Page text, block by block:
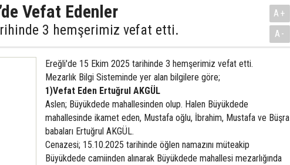
Vefat Edenler
3 hemşerimiz vefat etti.
A+
A-
Ereğli'de 15 Ekim 2025 tarihinde 3 hemşerimiz vefat etti.
Mezarlık Bilgi Sisteminde yer alan bilgilere göre;
1)Vefat Eden Ertuğrul AKGÜL
Aslen; Büyükdede mahallesinden olup. Halen Büyükdede
mahallesinde ikamet eden, Mustafa oğlu, İbrahim, Mustafa ve Büşra
babaları Ertuğrul AKGÜL.
Cenazesi; 15.10.2025 tarihinde öğlen namazını müteakip
Büyükdede camiinden alınarak Büyükdede mahallesi mezarlığında